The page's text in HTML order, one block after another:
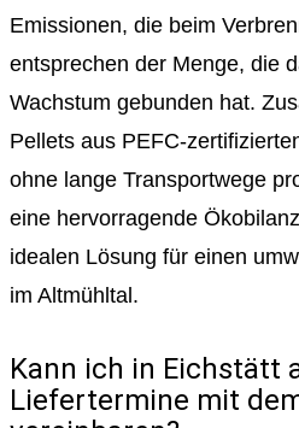
Emissionen, die beim
entsprechen der Menge, die
Wachstum gebunden hat.
Pellets aus PEFC-
ohne lange Transportwege
eine hervorragende
idealen Lösung für einen
im Altmühltal.
Kann ich in Eichstätt
Liefertermine mit